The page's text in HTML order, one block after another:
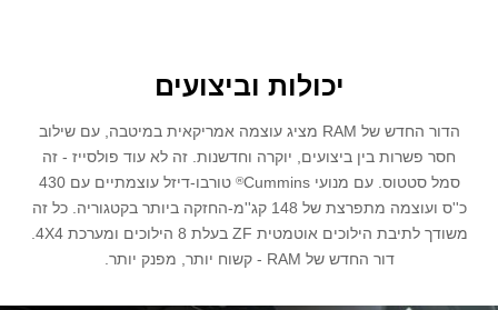
יכולות וביצועים
הדור החדש של RAM מציג עוצמה אמריקאית במיטבה, עם שילוב
חסר פשרות בין ביצועים, יוקרה וחדשנות. זה לא עוד פולסייז - זה
סמל סטטוס. עם מנועי Cummins
®
טורבו-דיזל עוצמתיים עם 430
כ''ס ועוצמה מתפרצת של 148 קג''מ-החזקה ביותר בקטגוריה. כל זה
דור החדש של RAM - קשוח יותר, מפנק יותר.